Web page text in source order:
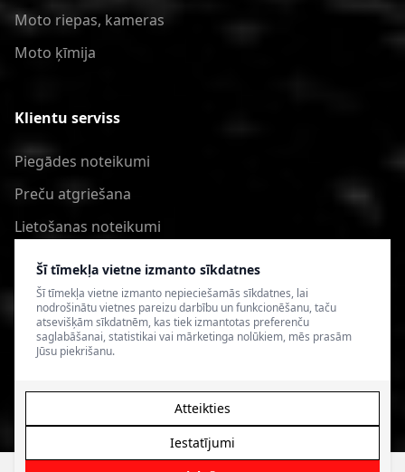
Šī tīmekļa vietne izmanto sīkdatnes
Šī tīmekļa vietne izmanto nepieciešamās sīkdatnes, lai
nodrošinātu vietnes pareizu darbību un funkcionēšanu, taču
atsevišķām sīkdatnēm, kas tiek izmantotas preferenču
saglabāšanai, statistikai vai mārketinga nolūkiem, mēs prasām
Jūsu piekrišanu.
Iestatījumi
Atteikties
Moto riepas, kameras
Moto ķīmija
Klientu serviss
Piegādes noteikumi
Preču atgriešana
Lietošanas noteikumi
Privātuma politika
© 2026 4SPEED.LV. Visas tiesības aizsargātas.
veikala izveide - Magecode.